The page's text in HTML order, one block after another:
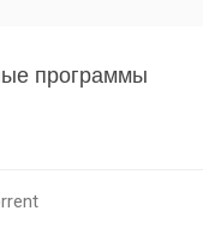
программы